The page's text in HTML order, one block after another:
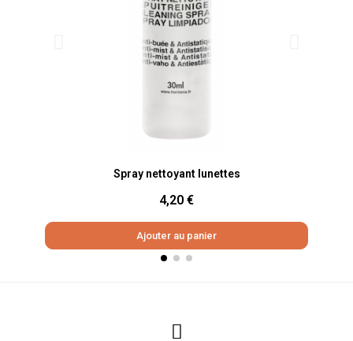
Aperçu rapide
Spray nettoyant lunettes
4,20 €
Ajouter au panier